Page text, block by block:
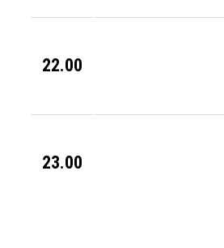
22.00
23.00